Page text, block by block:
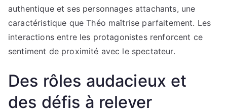
authentique et ses personnages attachants, une
caractéristique que Théo maîtrise parfaitement. Les
interactions entre les protagonistes renforcent ce
sentiment de proximité avec le spectateur.
Des rôles audacieux et
des défis à relever